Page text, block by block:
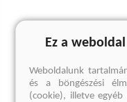
A keresett
Ez a
Weboldalunk
és a böngészési
(cookie), illetve